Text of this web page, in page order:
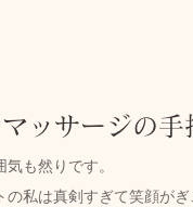
ッサージの手
気も然りです。
の私は真剣すぎて笑顔が